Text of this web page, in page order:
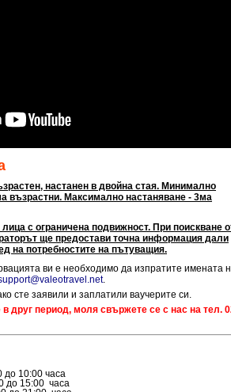
настанен в двойна стая. Минимално
възрастни. Максимално настаняване - 3ма
с ограничена подвижност. При поискване
ще предостави точна информация дали
на потребностите на пътуващия.
ви е необходимо да изпратите имената
.
сте заявили и заплатили ваучерите си.
друг период, моля свържете се с нас на тел.
до 10:00 часа
до 15:00 часа